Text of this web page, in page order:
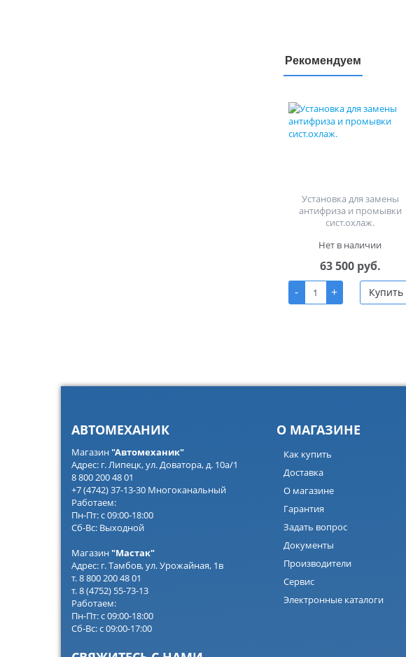
Рекомендуем
Установка для замены
антифриза и промывки
сист.охлаж.
Нет в наличии
63 500 руб.
-
+ Купить
АВТОМЕХАНИК
Магазин"Автомеханик"
Адрес: г. Липецк, ул. Доватора, д. 10а/1
8 800 200 48 01
+7 (4742) 37-13-30 Многоканальный
Работаем:
Пн-Пт: с 09:00-18:00
Сб-Вс: Выходной
Магазин "Мастак"
Адрес: г. Тамбов, ул. Урожайная, 1в
т. 8 800 200 48 01
т. 8 (4752) 55-73-13
Работаем:
Пн-Пт: с 09:00-18:00
Сб-Вс: с 09:00-17:00
О МАГАЗИНЕ
Как купить
Доставка
О магазине
Гарантия
Задать вопрос
Документы
Производители
Сервис
Электронные каталоги